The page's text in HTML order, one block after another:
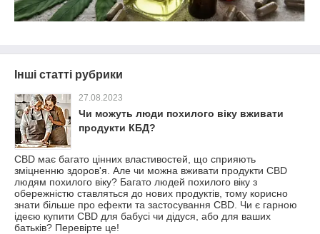
Інші статті рубрики
27.08.2023
Чи можуть люди похилого віку вживати
продукти КБД?
CBD має багато цінних властивостей, що сприяють
зміцненню здоров'я. Але чи можна вживати продукти CBD
людям похилого віку? Багато людей похилого віку з
обережністю ставляться до нових продуктів, тому корисно
знати більше про ефекти та застосування CBD. Чи є гарною
ідеєю купити CBD для бабусі чи дідуся, або для ваших
батьків? Перевірте це!